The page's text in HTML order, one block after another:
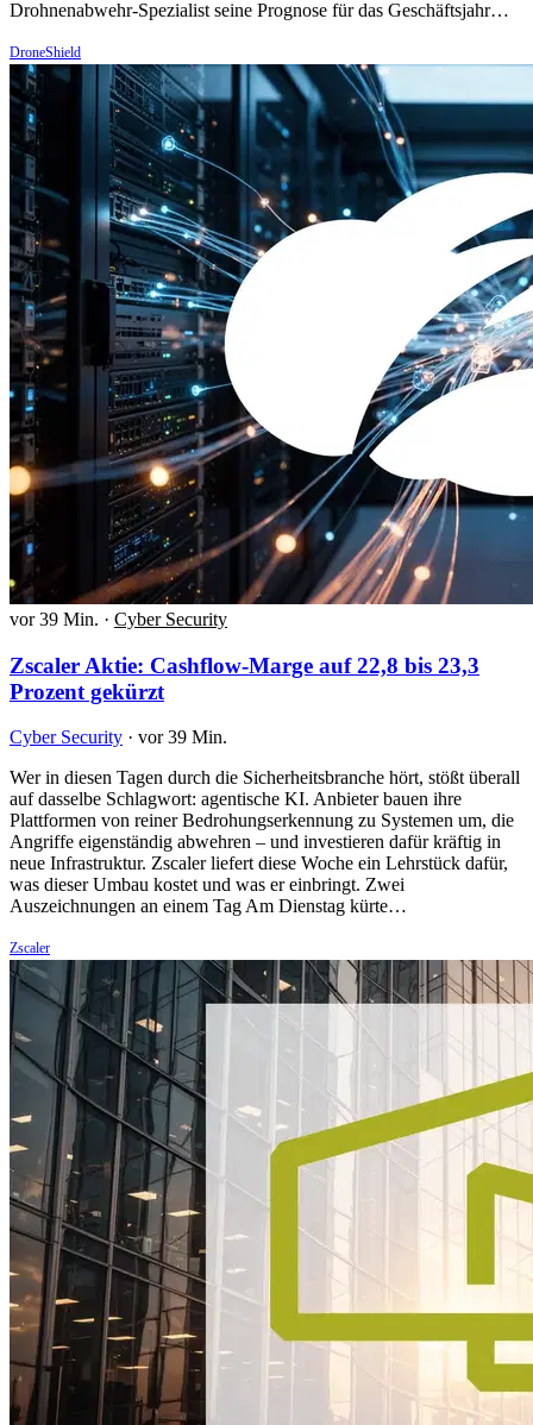
Drohnenabwehr-Spezialist seine Prognose für das Geschäftsjahr…
DroneShield
vor 39 Min. · Cyber Security
Zscaler Aktie: Cashflow-Marge auf 22,8 bis 23,3
Prozent gekürzt
Cyber Security · vor 39 Min.
Wer in diesen Tagen durch die Sicherheitsbranche hört, stößt überall
auf dasselbe Schlagwort: agentische KI. Anbieter bauen ihre
Plattformen von reiner Bedrohungserkennung zu Systemen um, die
Angriffe eigenständig abwehren – und investieren dafür kräftig in
neue Infrastruktur. Zscaler liefert diese Woche ein Lehrstück dafür,
was dieser Umbau kostet und was er einbringt. Zwei
Auszeichnungen an einem Tag Am Dienstag kürte…
Zscaler